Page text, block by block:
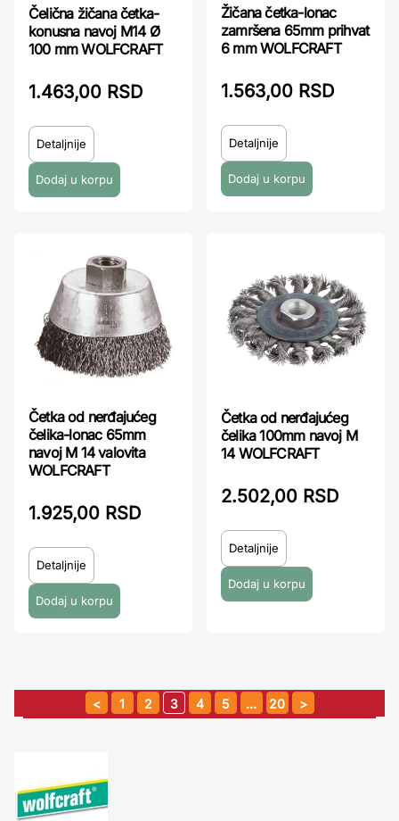
Čelična žičana četka-
konusna navoj M14 Ø
100 mm WOLFCRAFT
1.463,00 RSD
Detaljnije
Žičana četka-lonac
zamršena 65mm prihvat
6 mm WOLFCRAFT
1.563,00 RSD
Detaljnije
Četka od nerđajućeg
čelika-lonac 65mm
navoj M 14 valovita
WOLFCRAFT
1.925,00 RSD
Detaljnije
Četka od nerđajućeg
čelika 100mm navoj M
14 WOLFCRAFT
2.502,00 RSD
Detaljnije
1 2 3 4 5 … 20